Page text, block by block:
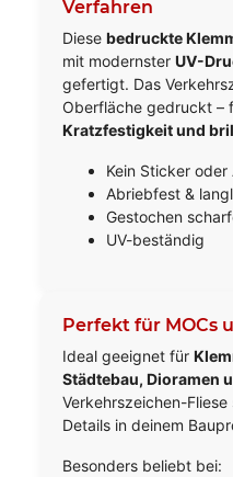
Verfahren
Diese bedruckte
mit modernster UV-
gefertigt. Das
Oberfläche gedruckt –
Kratzfestigkeit und
Kein Sticker
Abriebfest &
Gestochen
UV-beständig
Perfekt für MOCs
Ideal geeignet für
Städtebau, Dioramen
Verkehrszeichen-
Details in deinem
Besonders beliebt bei: